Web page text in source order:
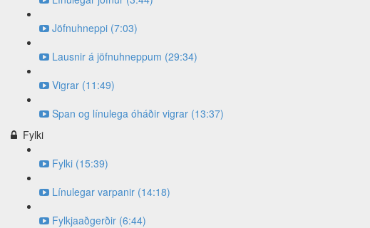
Jöfnuhneppi (7:03)
Lausnir á jöfnuhneppum (29:34)
Vigrar (11:49)
Span og línulega óháðir vigrar (13:37)
Fylki
Fylki (15:39)
Línulegar varpanir (14:18)
Fylkjaaðgerðir (6:44)